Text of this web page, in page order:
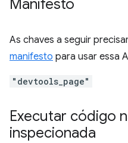
Manifesto
As chaves a seguir
manifesto para usar essa
"devtools_page"
Executar código
inspecionada